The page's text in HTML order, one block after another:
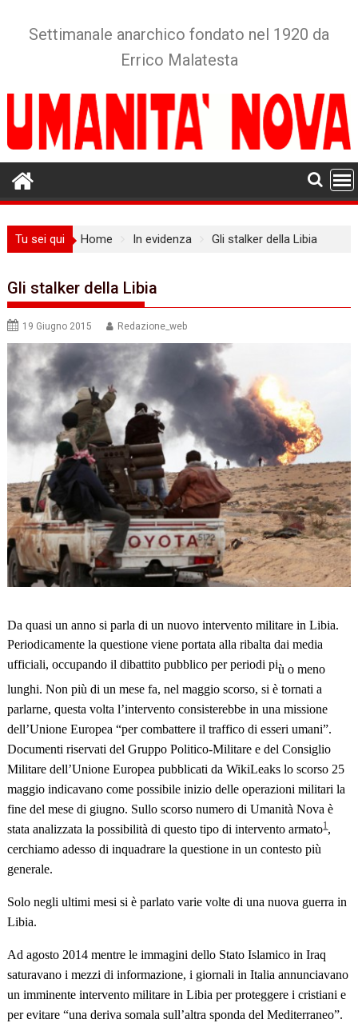
Settimanale anarchico fondato nel 1920 da
Errico Malatesta
Tu sei qui Home In evidenza Gli stalker della Libia
Gli stalker della Libia
19 Giugno 2015 Redazione_web
Da quasi un anno si parla di un nuovo intervento militare in Libia.
Periodicamente la questione viene portata alla ribalta dai media
ufficiali, occupando il dibattito pubblico per periodi più o meno
lunghi. Non più di un mese fa, nel maggio scorso, si è tornati a
parlarne, questa volta l’intervento consisterebbe in una missione
dell’Unione Europea “per combattere il traffico di esseri umani”.
Documenti riservati del Gruppo Politico-Militare e del Consiglio
Militare dell’Unione Europea pubblicati da WikiLeaks lo scorso 25
maggio indicavano come possibile inizio delle operazioni militari la
fine del mese di giugno. Sullo scorso numero di Umanità Nova è
stata analizzata la possibilità di questo tipo di intervento armato1,
cerchiamo adesso di inquadrare la questione in un contesto più
generale.
Solo negli ultimi mesi si è parlato varie volte di una nuova guerra in
Libia.
Ad agosto 2014 mentre le immagini dello Stato Islamico in Iraq
saturavano i mezzi di informazione, i giornali in Italia annunciavano
un imminente intervento militare in Libia per proteggere i cristiani e
per evitare “una deriva somala sull’altra sponda del Mediterraneo”.